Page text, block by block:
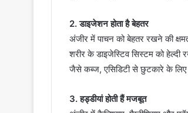
2. डाइजेशन होता है बेहतर
अंजीर में पाचन को बेहतर रखने की
शरीर के डाइजेस्टिव सिस्टम को हेल्दी
जैसे कब्ज, एसिडिटी से छुटकारे के
3. हड्डीयां होती हैं मजबूत